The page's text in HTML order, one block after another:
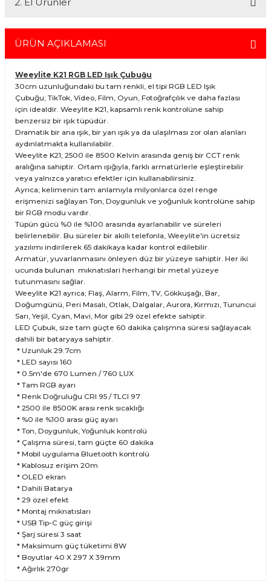
arayabilirsiniz.
2.el ürünlerimiz, 6 ay garanti süresiyle sunulmaktadır. Bu garanti,
ürünlerinizi aldığınız tarihten itibaren geçerlidir ve her türlü bakım ve
fazla bilgi alabilirsiniz. Güvenli alışveriş ve destek için her zaman
yanınızdayız.
ÜRÜN AÇIKLAMASI
Weeylite K21 RGB LED Işık Çubuğu
30cm uzunluğundaki bu tam renkli, el tipi RGB LED Işık
Çubuğu; TikTok, Video, Film, Oyun, Fotoğrafçılık ve daha fazlası
için idealdir. Weeylite K21, kapsamlı renk kontrolüne sahip
benzersiz bir ışık tüpüdür.
Dramatik bir ana ışık, bir yan ışık ya da ulaşılması zor olan alanları
aydınlatmakta kullanılabilir.
Weeylite K21; 2500 ile 8500 Kelvin arasında geniş bir CCT renk
aralığına sahiptir. Ortam ışığıyla, farklı armatürlerle eşleştirebilir
veya yalnızca yaratıcı efektler için kullanabilirsiniz.
Ayrıca; kelimenin tam anlamıyla milyonlarca özel renge
erişmenizi sağlayan Ton, Doygunluk ve yoğunluk kontrolüne sahip
bir RGB modu vardır.
Tüpün gücü %0 ile %100 arasında ayarlanabilir ve süreleri
belirlenebilir. Bu süreler bir akıllı telefonla, Weeylite'in ücretsiz
yazılımı indirilerek 65 dakikaya kadar kontrol edilebilir.
Armatür, yuvarlanmasını önleyen düz bir yüzeye sahiptir. Her iki
ucunda bulunan mıknatıslari herhangi bir metal yüzeye
tutunmasını sağlar.
Weeylite K21 ayrıca; Flaş, Alarm, Film, TV, Gökkuşağı, Bar,
Doğumgünü, Peri Masalı, Otlak, Dalgalar, Aurora, Kırmızı, Turuncui
Sarı, Yeşil, Cyan, Mavi, Mor gibi 29 özel efekte sahiptir.
LED Çubuk, size tam güçte 60 dakika çalışmna süresi sağlayacak
dahili bir bataryaya sahiptir.
* Uzunluk 29.7cm
* LED sayısı 160
* 0.5m'de 670 Lumen / 760 LUX
* Tam RGB ayarı
* Renk Doğruluğu CRI 95 / TLCI 97
* 2500 ile 8500K arası renk sıcaklığı
* %0 ile %100 arası güç ayarı
* Ton, Doygunluk, Yoğunluk kontrolü
* Çalışma süresi, tam güçte 60 dakika
* Mobil uygulama Bluetooth kontrolü
* Kablosuz erişim 20m
* OLED ekran
* Dahili Batarya
* 29 özel efekt
* Montaj mıknatısları
* USB Tip-C güç girişi
* Şarj süresi 3 saat
* Maksimum güç tüketimi 8W
* Boyutlar 40 X 297 X 39mm
* Ağırlık 270gr